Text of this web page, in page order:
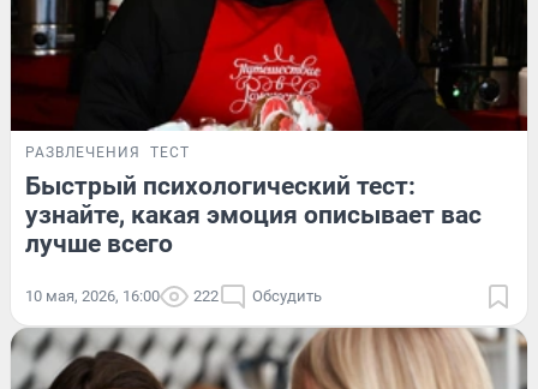
РАЗВЛЕЧЕНИЯ ТЕСТ
Быстрый психологический тест:
узнайте, какая эмоция описывает вас
лучше всего
10 мая, 2026, 16:00 222 Обсудить